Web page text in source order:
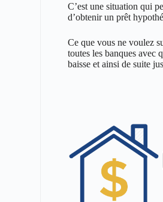
C’est une situation qui
d’obtenir un prêt
Ce que vous ne voulez
toutes les banques avec
baisse et ainsi de suite